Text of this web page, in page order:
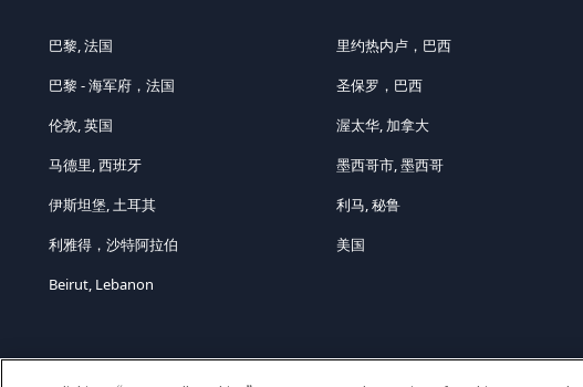
巴黎, 法国
巴黎 - 海军府，法国
伦敦, 英国
马德里, 西班牙
伊斯坦堡, 土耳其
利雅得，沙特阿拉伯
Beirut, Lebanon
里约热内卢，巴西
圣保罗，巴西
渥太华, 加拿大
墨西哥市, 墨西哥
利马, 秘鲁
美国